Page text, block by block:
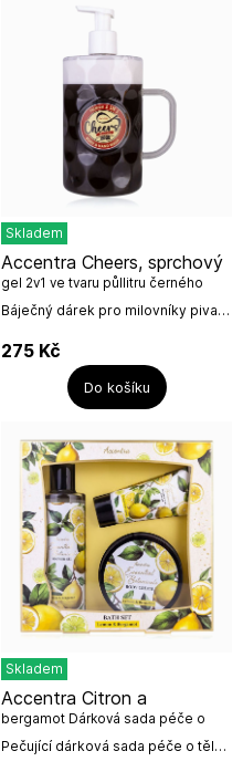
Skladem
Báječný dárek pro milovníky piva.
půllitru piva s pěnovou pumpičkou
pro snadné použití má objem
dokonce...
Accentra Cheers, sprchový
gel 2v1 ve tvaru půllitru černého
piva, 720ml
275 Kč
Do košíku
Skladem
Pečující dárková sada péče o tělo
Accentra Citron a
bergamot Dárková sada péče o
tělo, 3dílná